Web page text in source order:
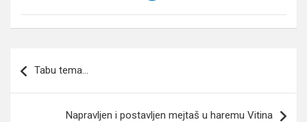
članaka
Tabu tema…
Napravljen i postavljen mejtaš u haremu Vitina